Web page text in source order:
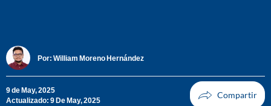
Por: William Moreno Hernández
9 de May, 2025
Actualizado: 9 De May, 2025